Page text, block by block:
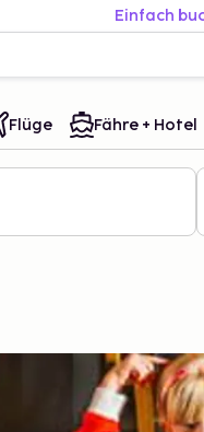
Einfach
Flüge Fähre + Hotel